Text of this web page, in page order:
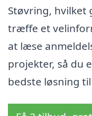
Støvring, hvilket
træffe et
at læse
projekter, så du
bedste løsning